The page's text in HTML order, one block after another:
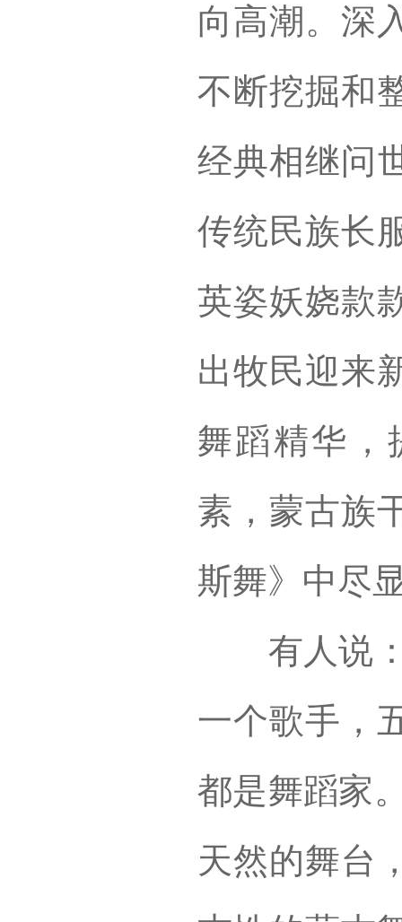
向高潮。深
不断挖掘和
经典相继问
传统民族长
英姿妖娆款
出牧民迎来
舞蹈精华，
素，蒙古族
斯舞》中
有人说：“
一个歌手，
都是舞蹈家
天然的舞台